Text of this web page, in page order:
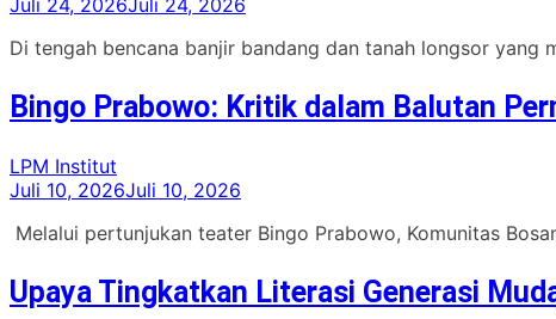
Juli 24, 2026Juli 24, 2026
Di tengah bencana banjir bandang dan tanah longsor yang
Bingo Prabowo: Kritik dalam Balutan
LPM Institut
Juli 10, 2026Juli 10, 2026
Melalui pertunjukan teater Bingo Prabowo, Komunitas
Upaya Tingkatkan Literasi Generasi